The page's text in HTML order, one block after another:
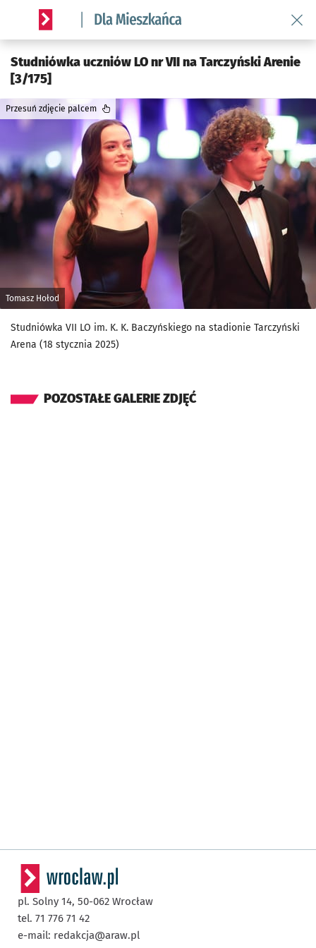
Serwis informacyjny wroclaw.pl podserwis: Dla mieszkańca
Studniówka uczniów LO nr VII na Tarczyński Arenie
[3/175]
Tomasz Hołod
Przesuń zdjęcie palcem
Studniówka VII LO im. K. K. Baczyńskiego na stadionie Tarczyński
Arena (18 stycznia 2025)
POZOSTAŁE GALERIE ZDJĘĆ
pl. Solny 14, 50-062 Wrocław
tel. 71 776 71 42
e-mail: redakcja@araw.pl